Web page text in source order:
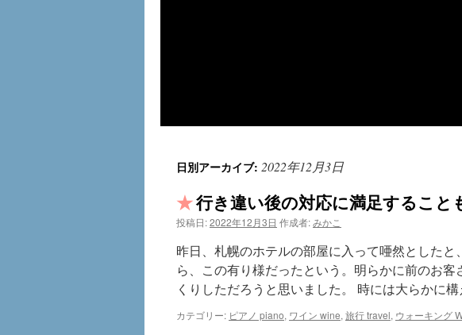
日別アーカイブ: 2022年12月3日
行き違い後の対応に満足すること
投稿日:2022年12月3日 作成者:みかこ
昨日、札幌のホテルの部屋に入って唖然とした
ら、この有り様だったという。明らかに前のお
くりしただろうと思いました。 時には大らかに
カテゴリー: ピアノ piano, ワイン wine, 旅行 travel, ウォーキング